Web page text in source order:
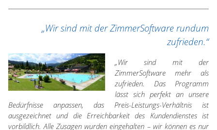
„Wir sind mit der ZimmerSoftware rundum
zufrieden.“
„Wir sind mit der
ZimmerSoftware mehr als
zufrieden. Das Programm
lässt sich perfekt an unsere
Bedürfnisse anpassen, das Preis-Leistungs-Verhältnis ist
ausgezeichnet und die Erreichbarkeit des Kundendienstes ist
vorbildlich. Alle Zusagen wurden eingehalten – wir können es nur